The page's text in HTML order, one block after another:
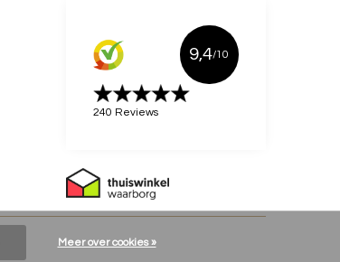
9,4/10
240 Reviews
Meer over cookies »